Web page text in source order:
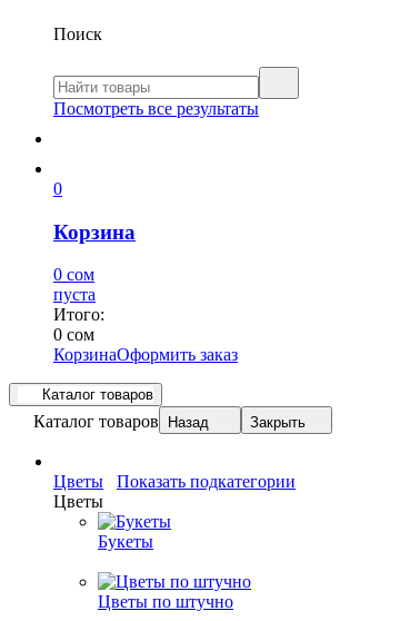
Поиск
Посмотреть все результаты
0
Корзина
0 сом
пуста
Итого:
0 сом
КорзинаОформить заказ
Каталог товаров
Каталог товаров Назад Закрыть
Цветы
Показать подкатегории
Цветы
Букеты
Цветы по штучно